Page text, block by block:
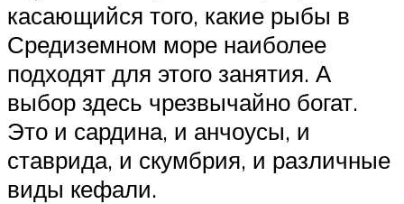
касающийся того, какие рыбы в
Средиземном море наиболее
подходят для этого занятия. А
выбор здесь чрезвычайно богат.
Это и сардина, и анчоусы, и
ставрида, и скумбрия, и различные
виды кефали.